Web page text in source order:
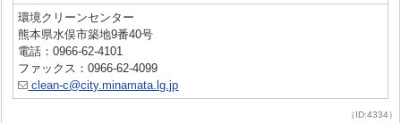
環境クリーンセンター
熊本県水俣市築地9番40号
電話：0966-62-4101
ファックス：0966-62-4099
clean-c@city.minamata.lg.jp
（ID:4334）